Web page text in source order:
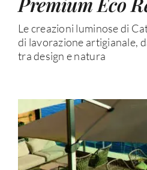
Le creazioni luminose di
di lavorazione artigianale,
tra design e natura